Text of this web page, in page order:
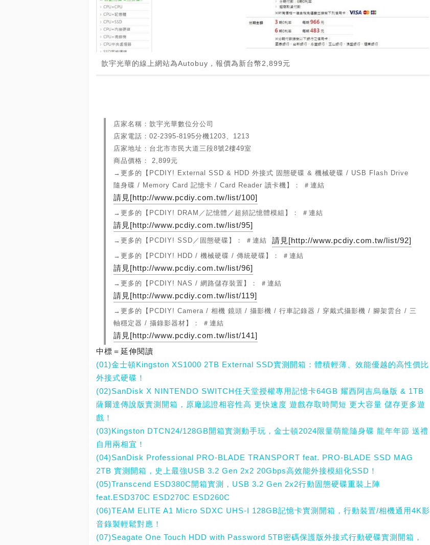
歆宇光華的線上網站為Autobuy，報價為新台幣2,899元
店家名稱：歆宇光華數位分公司
店家電話：02-2395-8195分機1203、1213
店家地址：台北市市民大道三段8號2樓49室
商品價格： 2,899元
→更多的【PCDIY! External SSD & HDD 外接式 固態硬碟 & 機械硬碟 / USB Flash Drive
隨身碟 / Memory Card 記憶卡 / Card Reader 讀卡機】： ＃連結
請見[http://www.pcdiy.com.tw/list/100]
→更多的【PCDIY! DRAM／記憶體／超頻記憶體模組】： ＃連結
請見[http://www.pcdiy.com.tw/list/95]
→更多的【PCDIY! SSD／固態硬碟】： ＃連結 請見[http://www.pcdiy.com.tw/list/92]
→更多的【PCDIY! HDD / 機械硬碟 / 傳統硬碟】： ＃連結
請見[http://www.pcdiy.com.tw/list/96]
→更多的【PCDIY! NAS / 網路儲存裝置】： ＃連結
請見[http://www.pcdiy.com.tw/list/119]
→更多的【PCDIY! Camera / 相機 鏡頭 / 攝影機 / 行車記錄器 / 穿戴式攝影機 / 腳架雲台 / 三
軸穩定器 / 攝錄影器材】： ＃連結
請見[http://www.pcdiy.com.tw/list/141]
中標＝延伸閱讀
(01)金士頓Kingston XS1000 2TB External SSD實測開箱：體積輕薄、效能優越的高性價比
外接式硬碟！
(02)SanDisk X NINTENDO SWITCH任天堂授權專用記憶卡64GB 耀西阿吉烏龜版 & 1TB
薩爾達傳說版實測開箱，原廠認證相容性高 更快速度 遊戲存取時間短 更大容量 儲存更多遊
戲！
(03)Kingston DTCN24/128GB開箱實測動手玩，金士頓2024限量萌龍隨身碟 龍年年節 送禮
自用兩相宜！
(04)SanDisk Professional PRO-BLADE TRANSPORT feat. PRO-BLADE SSD MAG
2TB 實測開箱，史上最強USB 3.2 Gen 2x2 20Gbps高效能外接模組化SSD！
(05)Transcend ESD380C開箱實測，USB 3.2 Gen 2x2行動固態硬碟重裝上陣
feat.ESD370C ESD270C ESD260C
(06)TEAM ELITE A1 Micro SDXC UHS-I 128GB記憶卡實測開箱，行動裝置/相機通用4K影
音錄製輕鬆對應！
(07)Seagate One Touch HDD with Password 5TB密碼保護版外接式行動硬碟實測開箱，